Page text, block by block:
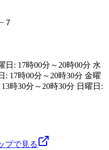
７
日: 17時00分～20時00分 水
: 17時00分～20時30分 金曜
時30分～20時30分 日曜日:
プで見る